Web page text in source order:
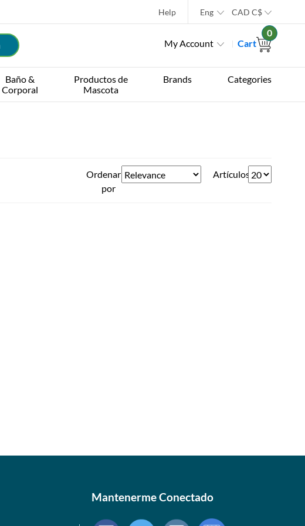
Help Eng CAD C$
My Account Cart
0
Baño &
Corporal
Productos de
Mascota
Brands Categories
Ordenar
por
Artículos
Mantenerme Conectado